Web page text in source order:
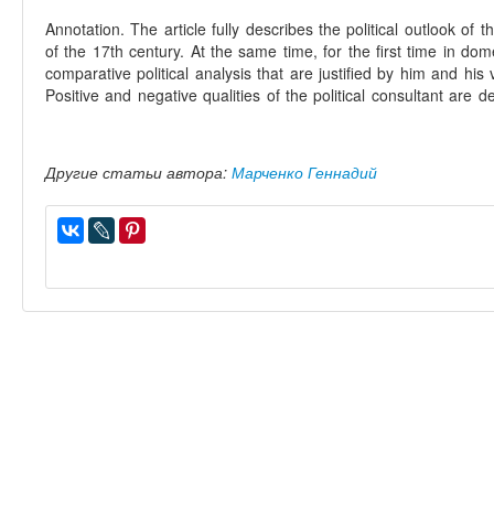
Annotation. The article fully describes the political outlook of
of the 17th century. At the same time, for the first time in
comparative political analysis that are justified by him and
Positive and negative qualities of the political consultant are
Другие статьи автора: Марченко Геннадий